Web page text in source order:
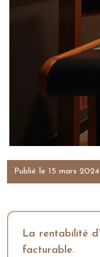
Publié le 15 mars 2024
La rentabilité
facturable.